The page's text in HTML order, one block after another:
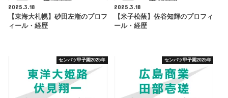
2025.3.18
【東海大札幌】砂田左漸のプロフ
ィール・経歴
2025.3.18
【米子松蔭】佐谷知輝のプロフィ
ール・経歴
センバツ甲子園2025年 センバツ甲子園2025年